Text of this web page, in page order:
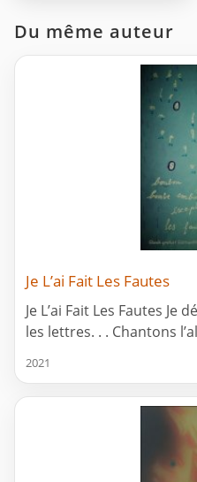
Du même auteur
Je L’ai Fait Les Fautes
Je L’ai Fait Les Fautes Je
les lettres. . . Chantons
2021